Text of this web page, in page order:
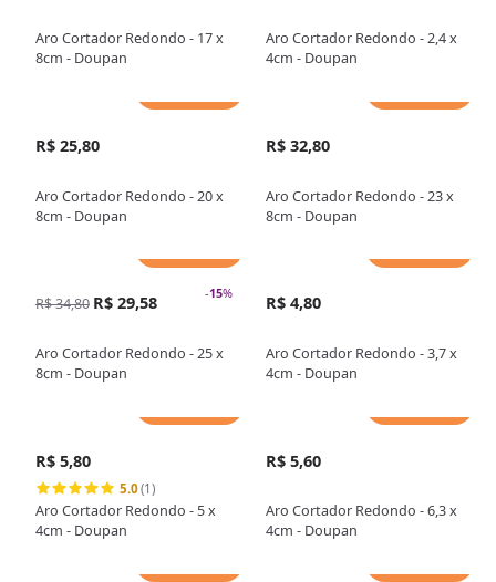
Aro Cortador Redondo - 17 x
8cm - Doupan
Aro Cortador Redondo - 2,4 x
4cm - Doupan
R$ 25,80
Aro Cortador Redondo - 20 x
8cm - Doupan
R$ 32,80
Aro Cortador Redondo - 23 x
8cm - Doupan
-15%
R$ 34,80 R$ 29,58
Aro Cortador Redondo - 25 x
8cm - Doupan
R$ 4,80
Aro Cortador Redondo - 3,7 x
4cm - Doupan
R$ 5,80
5.0(1)
Aro Cortador Redondo - 5 x
4cm - Doupan
R$ 5,60
Aro Cortador Redondo - 6,3 x
4cm - Doupan